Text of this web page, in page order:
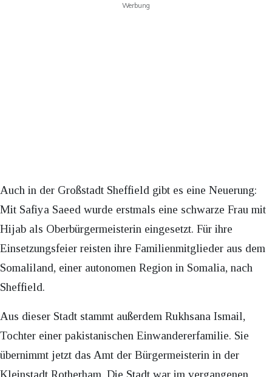
Werbung
Auch in der Großstadt Sheffield gibt es eine Neuerung:
Mit Safiya Saeed wurde erstmals eine schwarze Frau mit
Hijab als Oberbürgermeisterin eingesetzt. Für ihre
Einsetzungsfeier reisten ihre Familienmitglieder aus dem
Somaliland, einer autonomen Region in Somalia, nach
Sheffield.
Aus dieser Stadt stammt außerdem Rukhsana Ismail,
Tochter einer pakistanischen Einwandererfamilie. Sie
übernimmt jetzt das Amt der Bürgermeisterin in der
Kleinstadt Rotherham. Die Stadt war im vergangenen